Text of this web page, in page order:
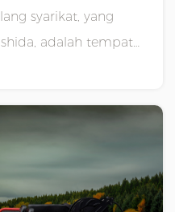
syarikat, yang
adalah tempat
baharu telah
pekerja dalam
mereka......